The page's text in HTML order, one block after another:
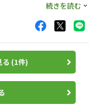
売されているＢデザ
なのですが、たまた
ー ツアーマレットも
じで、どちらのパタ
ことなく使えると思
リッドな打感とホワ
続きを読む
る (1件)